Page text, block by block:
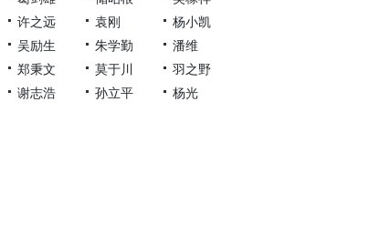
许之远
袁刚
杨小凯
吴励生
朱学勤
潘维
郑秉文
莫于川
羽之野
谢志浩
孙立平 杨光